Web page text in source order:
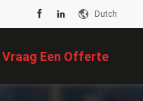
Dutch
Vraag Een Offerte